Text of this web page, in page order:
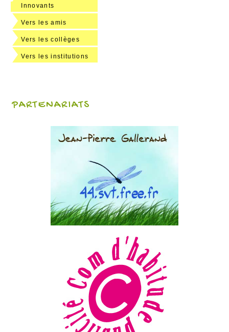
Innovants
Vers les amis
Vers les collèges
Vers les institutions
PARTENARIATS